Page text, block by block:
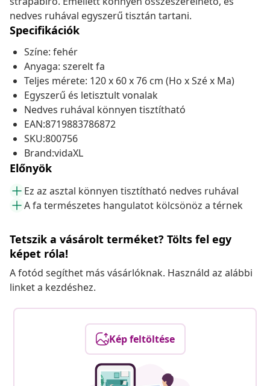
nedves ruhával egyszerű tisztán tartani.
Specifikációk
Színe: fehér
Anyaga: szerelt fa
Teljes mérete: 120 x 60 x 76 cm (Ho x Szé x Ma)
Egyszerű és letisztult vonalak
Nedves ruhával könnyen tisztítható
EAN:8719883786872
SKU:800756
Brand:vidaXL
Előnyök
Ez az asztal könnyen tisztítható nedves ruhával
A fa természetes hangulatot kölcsönöz a térnek
Tetszik a vásárolt terméket? Tölts fel egy
képet róla!
A fotód segíthet más vásárlóknak. Használd az alábbi
linket a kezdéshez.
Kép feltöltése